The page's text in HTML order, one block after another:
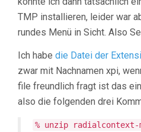
TMP installieren, leider war
rundes Menü in Sicht. Also
Ich habe die Datei der
zwar mit Nachnamen xpi,
file freundlich fragt ist das
also die folgenden drei
% unzip